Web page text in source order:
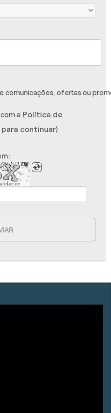
comunicações, ofertas ou
a Política de
continuar)